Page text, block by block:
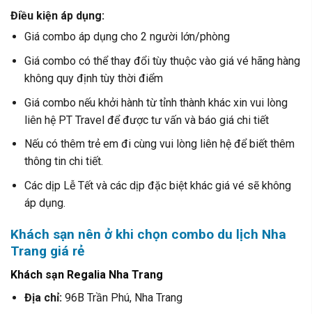
Điều kiện áp dụng:
Giá combo áp dụng cho 2 người lớn/phòng
Giá combo có thể thay đổi tùy thuộc vào giá vé hãng hàng
không quy định tùy thời điểm
Giá combo nếu khởi hành từ tỉnh thành khác xin vui lòng
liên hệ PT Travel để được tư vấn và báo giá chi tiết
Nếu có thêm trẻ em đi cùng vui lòng liên hệ để biết thêm
thông tin chi tiết.
Các dịp Lễ Tết và các dịp đặc biệt khác giá vé sẽ không
áp dụng.
Khách sạn nên ở khi chọn combo du lịch Nha
Trang giá rẻ
Khách sạn Regalia Nha Trang
Địa chỉ: 96B Trần Phú, Nha Trang